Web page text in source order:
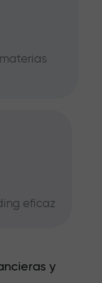
eficaz
y